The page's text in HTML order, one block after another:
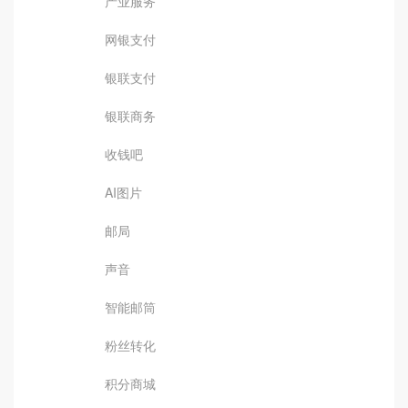
网银支付
银联支付
银联商务
收钱吧
AI图片
邮局
声音
智能邮筒
粉丝转化
积分商城